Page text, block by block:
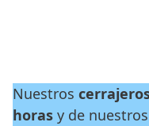
Nuestros
horas y de nuestros